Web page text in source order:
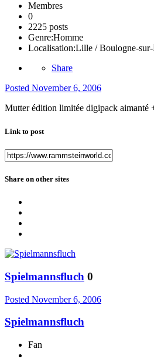
Membres
0
2225 posts
Genre:Homme
Localisation:Lille / Boulogne-
Share
Posted November 6, 2006
Mutter édition limitée digipack aimanté
Link to post
Share on other sites
Spielmannsfluch 0
Posted November 6, 2006
Spielmannsfluch
Fan